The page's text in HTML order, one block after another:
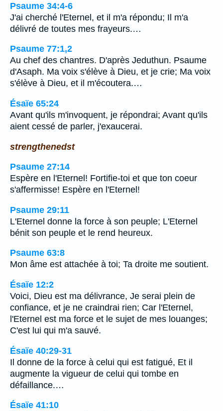
Psaume 34:4-6
J'ai cherché l'Eternel, et il m'a répondu; Il m'a
délivré de toutes mes frayeurs.…
Psaume 77:1,2
Au chef des chantres. D'après Jeduthun. Psaume
d'Asaph. Ma voix s'élève à Dieu, et je crie; Ma voix
s'élève à Dieu, et il m'écoutera.…
Ésaïe 65:24
Avant qu'ils m'invoquent, je répondrai; Avant qu'ils
aient cessé de parler, j'exaucerai.
strengthenedst
Psaume 27:14
Espère en l'Eternel! Fortifie-toi et que ton coeur
s'affermisse! Espère en l'Eternel!
Psaume 29:11
L'Eternel donne la force à son peuple; L'Eternel
bénit son peuple et le rend heureux.
Psaume 63:8
Mon âme est attachée à toi; Ta droite me soutient.
Ésaïe 12:2
Voici, Dieu est ma délivrance, Je serai plein de
confiance, et je ne craindrai rien; Car l'Eternel,
l'Eternel est ma force et le sujet de mes louanges;
C'est lui qui m'a sauvé.
Ésaïe 40:29-31
Il donne de la force à celui qui est fatigué, Et il
augmente la vigueur de celui qui tombe en
défaillance.…
Ésaïe 41:10